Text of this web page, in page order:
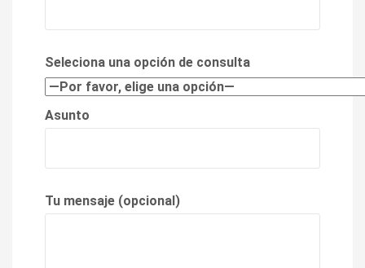
Seleciona una opción de consulta
Asunto
Tu mensaje (opcional)